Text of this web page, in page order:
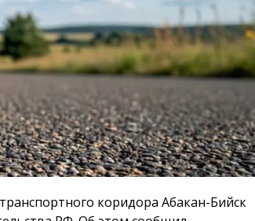
коридора Абакан-Бийск